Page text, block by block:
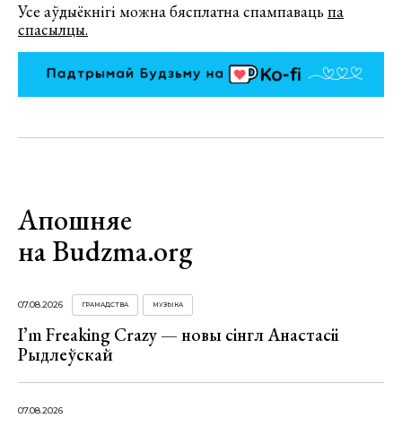
Усе аўдыёкнігі можна бясплатна спампавацьпа
спасылцы.
Апошняе
на Budzma.org
07.08.2026 ГРАМАДСТВА МУЗЫКА
I’m Freaking Crazy — новы сінгл Анастасіі
Рыдлеўскай
07.08.2026